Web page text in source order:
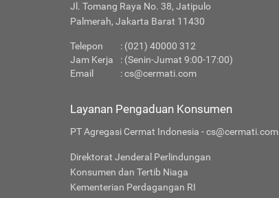
Jl. Tomang Raya No. 38, Jatipulo
Palmerah, Jakarta Barat 11430
Telepon
: (021) 40000 312
Jam Kerja
: (Senin-Jumat 9:00-17:00)
Email
:cs@cermati.com
Layanan Pengaduan Konsumen
PT Agregasi Cermat Indonesia - cs@cermati.com
Direktorat Jenderal Perlindungan
Konsumen dan Tertib Niaga
Kementerian Perdagangan RI